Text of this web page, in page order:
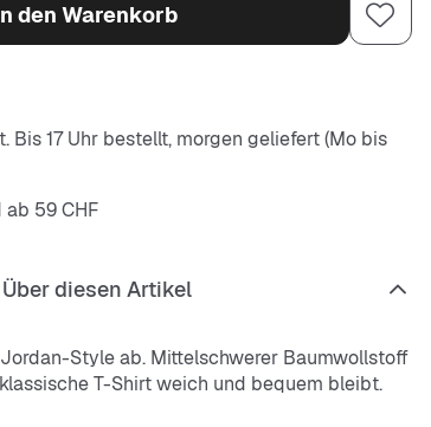
den Warenkorb
Bis 17 Uhr bestellt, morgen geliefert (Mo bis
ab 59 CHF
Über diesen Artikel
Style ab. Mittelschwerer Baumwollstoff
T-Shirt weich und bequem bleibt.